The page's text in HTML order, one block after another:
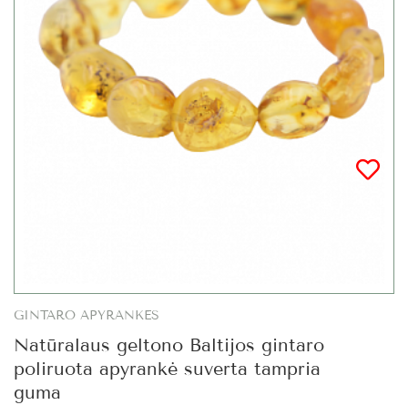
GINTARO APYRANKĖS
Natūralaus geltono Baltijos gintaro
poliruota apyrankė suverta tampria
guma